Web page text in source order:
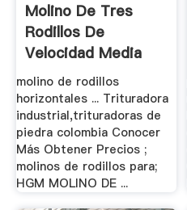
Molino De Tres
Rodillos De
Velocidad Media
Precio .
molino de rodillos
horizontales ... Trituradora
industrial,trituradoras de
piedra colombia Conocer
Más Obtener Precios ;
molinos de rodillos para;
HGM MOLINO DE ...